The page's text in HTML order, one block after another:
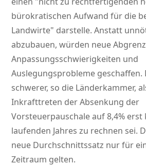
bürokratischen Aufwand für die
Landwirte darstelle. Anstatt
abzubauen, würden neue
Anpassungsschwierigkeiten und
Auslegungsprobleme geschaffen.
schwerer, so die Länderkammer,
Inkrafttreten der Absenkung der
Vorsteuerpauschale auf 8,4% erst
laufenden Jahres zu rechnen sei.
neue Durchschnittssatz nur für
Zeitraum gelten.